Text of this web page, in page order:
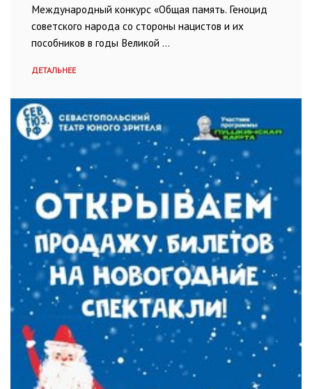
Международный конкурс «Общая память. Геноцид
советского народа со стороны нацистов и их
пособников в годы Великой …
ДЕТАЛЬНЕЕ